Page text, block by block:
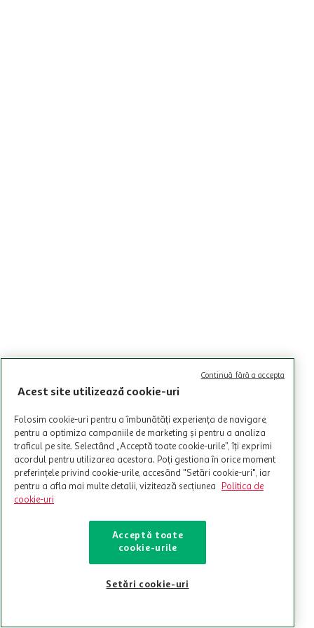
Acest site utilizează cookie-uri
Folosim cookie-uri pentru a îmbunătăți experiența de navigare,
pentru a optimiza campaniile de marketing și pentru a analiza
traficul pe site. Selectând „Acceptă toate cookie-urile”, îți exprimi
acordul pentru utilizarea acestora. Poți gestiona în orice moment
preferințele privind cookie-urile, accesând "Setări cookie-uri", iar
pentru a afla mai multe detalii, vizitează secțiunea
Politica de
cookie-uri
Acceptă toate
cookie-urile
Setări cookie-uri
Continuă fără a accepta